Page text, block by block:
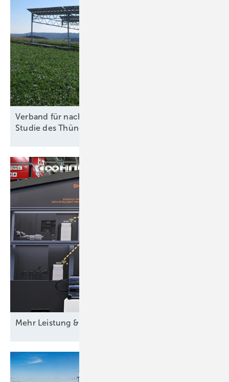
Verband für nachhaltige Agri-PV kritisiert Kosten-
Studie desThünen-Instituts
Mehr Leistung &